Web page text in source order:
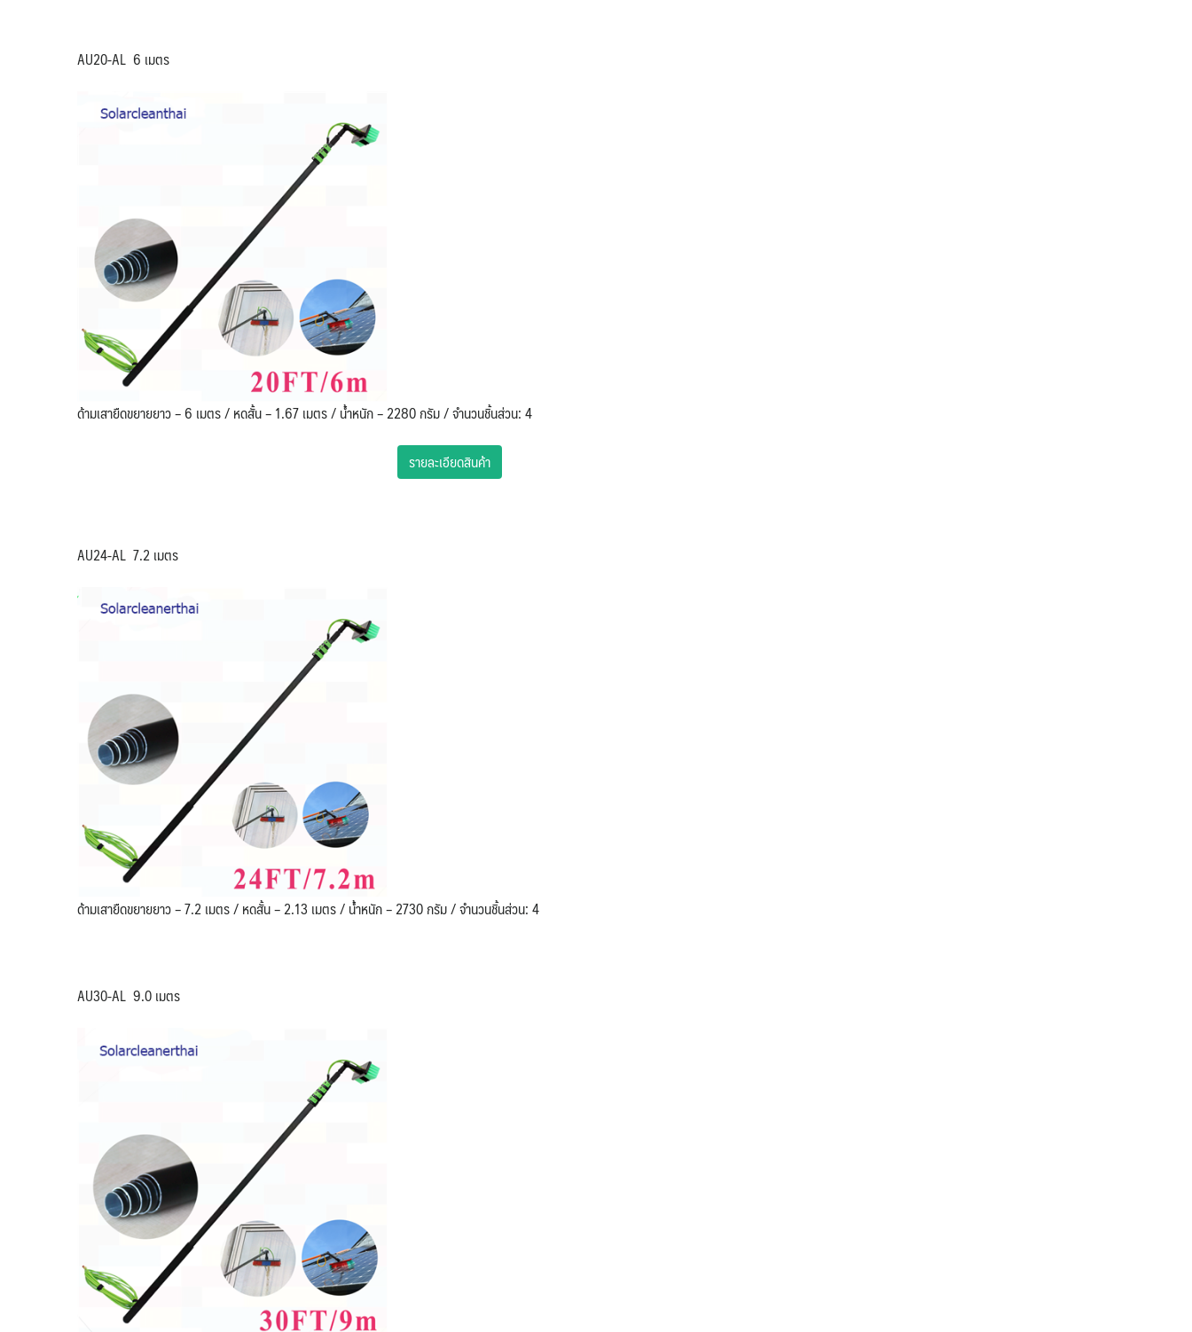
AU20-AL 6 เมตร
ด้ามเสายืดขยายยาว – 6 เมตร / หดสั้น – 1.67 เมตร / น้ำหนัก – 2280 กรัม / จำนวนชิ้นส่วน: 4
รายละเอียดสินค้า
AU24-AL 7.2 เมตร
ด้ามเสายืดขยายยาว – 7.2 เมตร / หดสั้น – 2.13 เมตร / น้ำหนัก – 2730 กรัม / จำนวนชิ้นส่วน: 4
AU30-AL 9.0 เมตร